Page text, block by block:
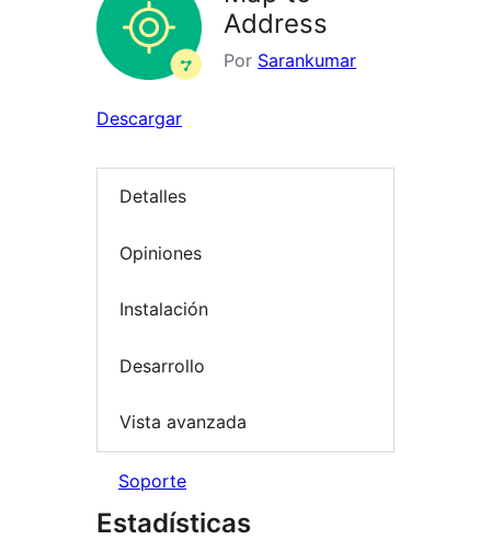
Address
Por Sarankumar
Descargar
Detalles
Opiniones
Instalación
Desarrollo
Vista avanzada
Soporte
Estadísticas